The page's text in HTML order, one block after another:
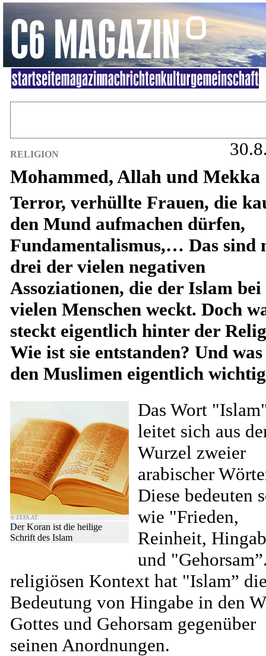
RELIGION
Mohammed, Allah und Mekka
Terror, verhüllte Frauen, die
den Mund aufmachen dürfen,
Fundamentalismus,… Das sind
drei der vielen negativen
Assoziationen, die der Islam bei
vielen Menschen weckt. Doch
steckt eigentlich hinter der
Wie ist sie entstanden? Und
den Muslimen eigentlich
© ZEFA.AT
Der Koran ist die heilige
Schrift des Islam
Das Wort
leitet sich aus
Wurzel zweier
arabischer
Diese bedeuten
wie "Frieden,
Reinheit,
und
religiösen Kontext hat "Islam”
Bedeutung von Hingabe in den
Gottes und Gehorsam gegenüber
seinen Anordnungen.